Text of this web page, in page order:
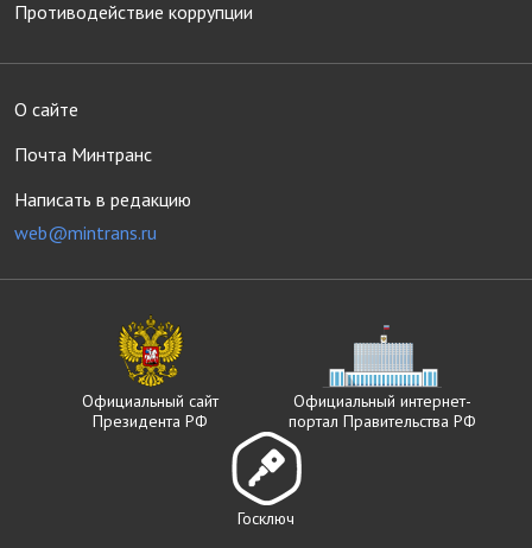
Противодействие коррупции
О сайте
Почта Минтранс
Написать в редакцию
web@mintrans.ru
Официальный сайт
Президента РФ
Официальный интернет-
портал Правительства РФ
Госключ